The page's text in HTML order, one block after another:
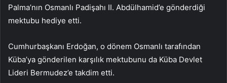
Palma’nın Osmanlı Padişahı II. Abdülhamid’e gönderdiği
mektubu hediye etti.
Cumhurbaşkanı Erdoğan, o dönem Osmanlı tarafından
Küba’ya gönderilen karşılık mektubunu da Küba Devlet
Lideri Bermudez’e takdim etti.